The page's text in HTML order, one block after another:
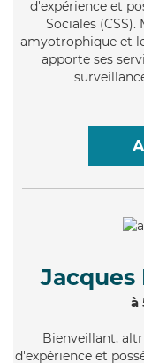
d'expérience et
Sociales
amyotrophique et
apporte ses
Jacques
à
Bienveillant,
d'expérience et